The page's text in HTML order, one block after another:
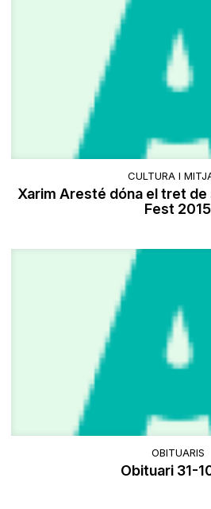
CULTURA I
Xarim Aresté dóna el tret
Fest 2015
OBITUARIS
Obituari 31-